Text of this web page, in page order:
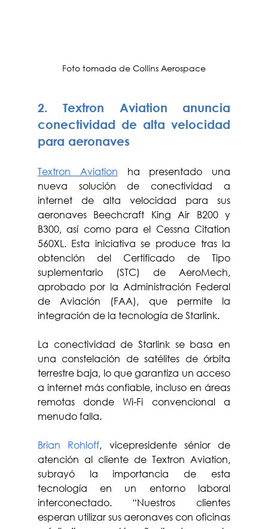
Foto tomada de Collins Aerospace
2. Textron Aviation anuncia
conectividad de alta velocidad
para aeronaves
Textron Aviation ha presentado una
nueva solución de conectividad a
internet de alta velocidad para sus
aeronaves Beechcraft King Air B200 y
B300, así como para el Cessna Citation
560XL. Esta iniciativa se produce tras la
obtención del Certificado de Tipo
suplementario (STC) de AeroMech,
aprobado por la Administración Federal
de Aviación (FAA), que permite la
integración de la tecnología de Starlink.
La conectividad de Starlink se basa en
una constelación de satélites de órbita
terrestre baja, lo que garantiza un acceso
a internet más confiable, incluso en áreas
remotas donde Wi-Fi convencional a
menudo falla.
Brian Rohloff, vicepresidente sénior de
atención al cliente de Textron Aviation,
subrayó la importancia de esta
tecnología en un entorno laboral
interconectado. “Nuestros clientes
esperan utilizar sus aeronaves con oficinas